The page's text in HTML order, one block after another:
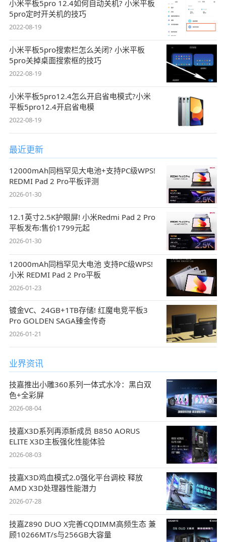
小米平板5pro 12.4如何自动关机? 小米平板
5pro定时开关机的技巧
2022-08-19
小米平板5pro搜索栏怎么关闭? 小米平板
5pro关掉桌面搜索框的技巧
2022-08-19
小米平板5pro12.4怎么开启省电模式?小米
平板5pro12.4开启省电模
2022-08-19
最近更新
12000mAh同档罕见大电池+支持PC级WPS!
REDMI Pad 2 Pro平板评测
2026-01-30
12.1英寸2.5K护眼屏! 小米Redmi Pad 2 Pro
平板发布:售价1799元起
2026-01-30
12000mAh同档罕见大电池 支持PC级WPS!
小米 REDMI Pad 2 Pro平板
2026-01-23
镀金VC、24GB+1TB存储! 红魔电竞平板3
Pro GOLDEN SAGA臻金传奇
2026-01-21
业界资讯
技嘉推出小雕360系列一体式水冷：黑白双
色+全彩屏
2026-08-04
技嘉X3D系列再添新成员 B850 AORUS
ELITE X3D主板强化性能体验
2026-08-03
技嘉X3D鸡血模式2.0强化平台调校 释放
AMD X3D处理器性能潜力
2026-07-28
技嘉Z890 DUO X完善CQDIMM高频生态 兼
顾10266MT/s与256GB大容量